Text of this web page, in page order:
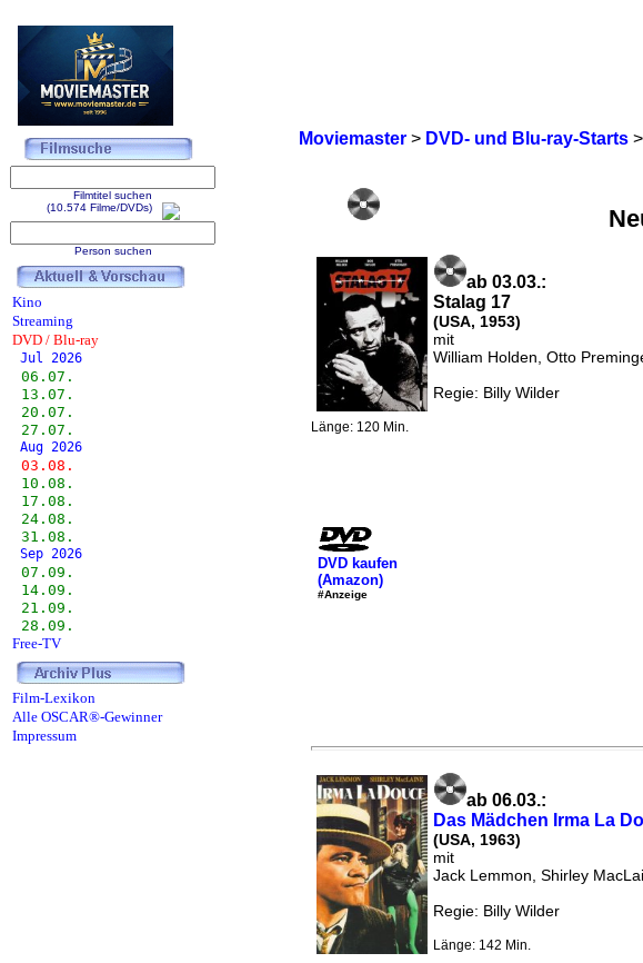
Moviemaster> DVD- und Blu-ray-Starts>
ab 03.03.:
Stalag 17
(USA, 1953)
mit
William Holden, Otto
Regie: Billy Wilder
Länge: 120 Min.
DVD kaufen
(Amazon)
#Anzeige
ab 06.03.:
Das Mädchen Irma La
(USA, 1963)
mit
Jack Lemmon, Shirley
Regie: Billy Wilder
Länge: 142 Min.
Filmtitel suchen
(10.574 Filme/DVDs)
Person suchen
Kino
Streaming
DVD / Blu-ray
Jul 2026
06.07.
13.07.
20.07.
27.07.
Aug 2026
03.08.
10.08.
17.08.
24.08.
31.08.
Sep 2026
07.09.
14.09.
21.09.
28.09.
Free-TV
Film-Lexikon
Alle OSCAR®-Gewinner
Impressum